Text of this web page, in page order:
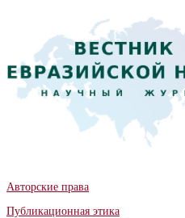
Авторские права
Публикационная этика